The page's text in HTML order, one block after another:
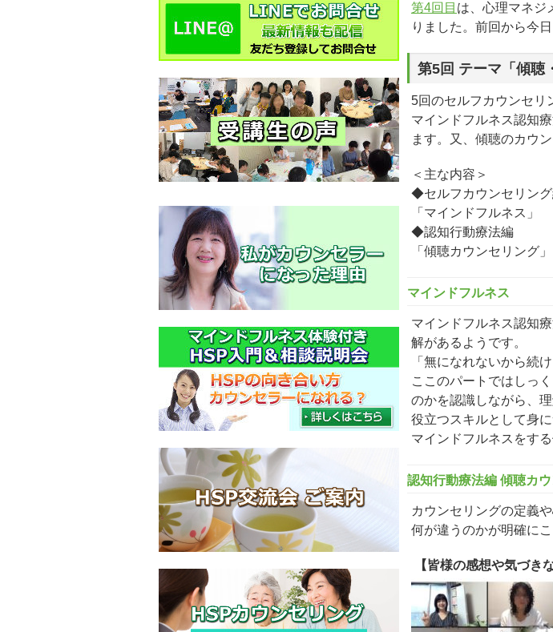
第4回目 は、心理マネジ
りました。前回から今
第5回 テーマ「傾聴
5回のセルフカウンセリ
マインドフルネス認知
ます。又、傾聴のカウ
＜主な内容＞
◆セルフカウンセリン
「マインドフルネス」
◆認知行動療法編
「傾聴カウンセリング」
マインドフルネス
マインドフルネス認知
解があるようです。
「無になれないから続
ここのパートではしっ
のかを認識しながら、
役立つスキルとして身に
マインドフルネスをす
認知行動療法編 傾聴カ
カウンセリングの定義
何が違うのかが明確に
【皆様の感想や気づきな